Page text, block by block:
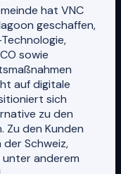
hat VNC
geschaffen,
sowie
auf digitale
sich
zu den
den Kunden
Schweiz,
anderem